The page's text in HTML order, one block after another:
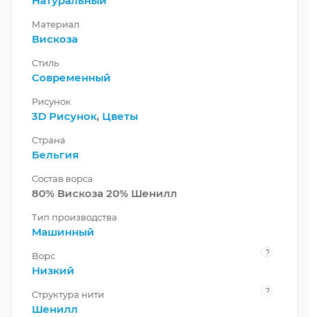
Материал
Вискоза
Стиль
Современный
Рисунок
3D Рисунок, Цветы
Страна
Бельгия
Состав ворса
80% Вискоза 20% Шенилл
Тип производства
Машинный
Ворс ?
Низкий
Структура нити ?
Шенилл